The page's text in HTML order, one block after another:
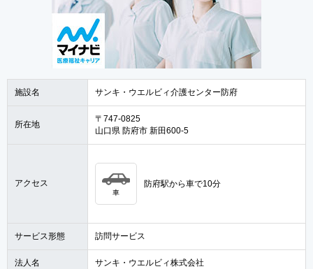
施設名 サンキ・ウエルビィ介護センター防府
所在地
〒747-0825
山口県 防府市 新田600-5
アクセス
車
防府駅から車で10分
サービス形態 訪問サービス
法人名 サンキ・ウエルビィ株式会社